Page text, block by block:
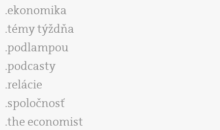
ekonomika
témy týždňa
podlampou
podcasty
relácie
spoločnosť
the economist